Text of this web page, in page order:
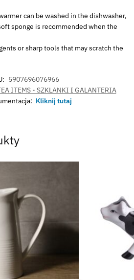
can be washed in the dishwasher,
sponge is recommended when the
or sharp tools that may scratch the
5907696076966
ITEMS - SZKLANKI I GALANTERIA
Kliknij tutaj